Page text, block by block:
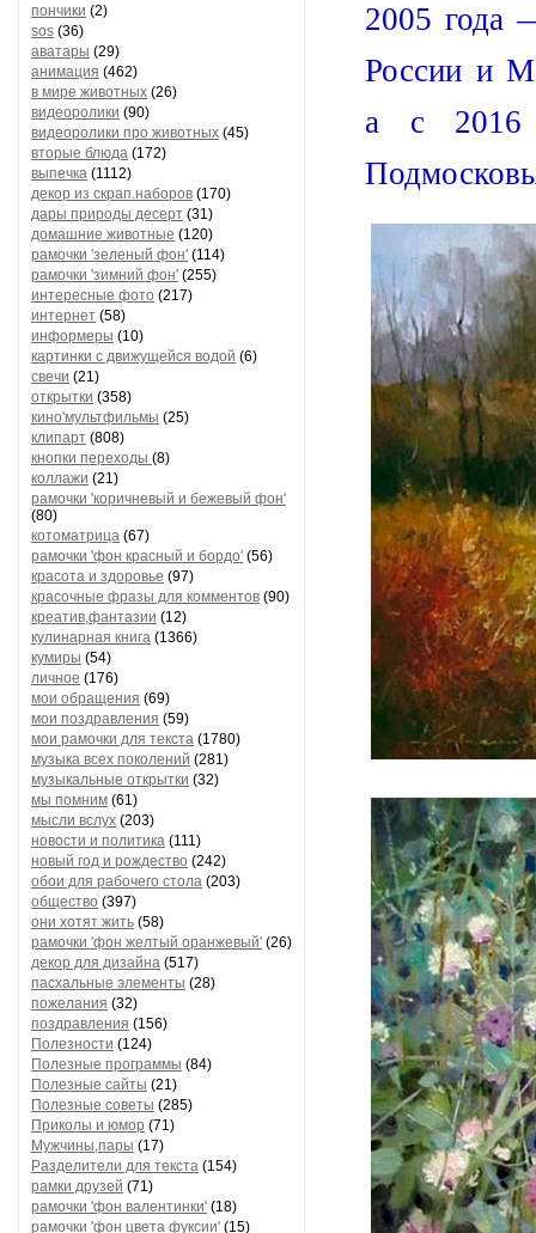
пончики (2)
sos (36)
аватары (29)
анимация (462)
в мире животных (26)
видеоролики (90)
видеоролики про животных (45)
вторые блюда (172)
выпечка (1112)
декор из скрап.наборов (170)
дары природы десерт (31)
домашние животные (120)
рамочки 'зеленый фон' (114)
рамочки 'зимний фон' (255)
интересные фото (217)
интернет (58)
информеры (10)
картинки с движущейся водой (6)
свечи (21)
открытки (358)
кино'мультфильмы (25)
клипарт (808)
кнопки переходы (8)
коллажи (21)
рамочки 'коричневый и бежевый фон'
(80)
котоматрица (67)
рамочки 'фон красный и бордо' (56)
красота и здоровье (97)
красочные фразы для комментов (90)
креатив,фантазии (12)
кулинарная книга (1366)
кумиры (54)
личное (176)
мои обращения (69)
мои поздравления (59)
мои рамочки для текста (1780)
музыка всех поколений (281)
музыкальные открытки (32)
мы помним (61)
мысли вслух (203)
новости и политика (111)
новый год и рождество (242)
обои для рабочего стола (203)
общество (397)
они хотят жить (58)
рамочки 'фон желтый оранжевый' (26)
декор для дизайна (517)
пасхальные элементы (28)
пожелания (32)
поздравления (156)
Полезности (124)
Полезные программы (84)
Полезные сайты (21)
Полезные советы (285)
Приколы и юмор (71)
Мужчины,пары (17)
Разделители для текста (154)
рамки друзей (71)
рамочки 'фон валентинки' (18)
рамочки 'фон цвета фуксии' (15)
2005 года
России и
а с 2016